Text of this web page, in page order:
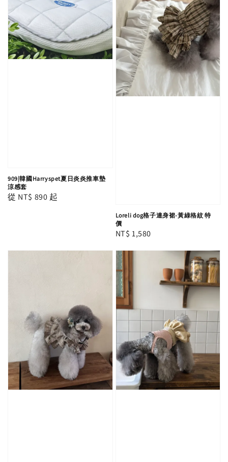
909|韓國Harryspet夏日炎炎推車墊
涼感套
Regular
從 NT$ 890 起
Loreli dog格子連身裙-黃綠格紋 特
價
Regular
NT$ 1,580